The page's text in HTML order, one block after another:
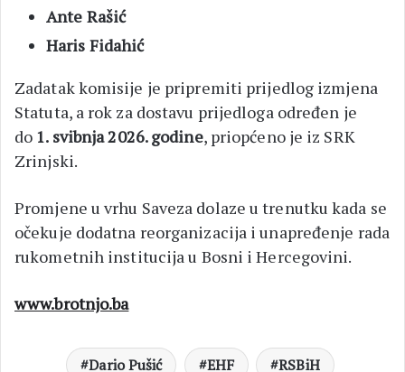
Ante Rašić
Haris Fidahić
Zadatak komisije je pripremiti prijedlog izmjena
Statuta, a rok za dostavu prijedloga određen je
do 1. svibnja 2026. godine, priopćeno je iz SRK
Zrinjski.
Promjene u vrhu Saveza dolaze u trenutku kada se
očekuje dodatna reorganizacija i unapređenje rada
rukometnih institucija u Bosni i Hercegovini.
www.brotnjo.ba
Dario Pušić EHF RSBiH